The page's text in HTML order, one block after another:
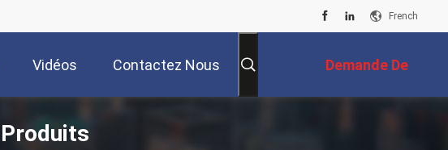
French
Vidéos Contactez Nous Demande De
Soumission